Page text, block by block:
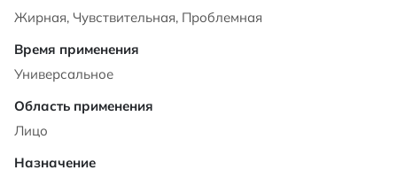
Жирная, Чувствительная, Проблемная
Универсальное
Лицо